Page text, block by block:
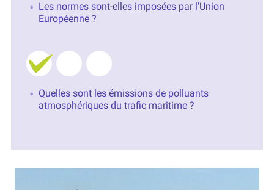
Les normes sont-elles imposées par l'Union
Européenne ?
Quelles sont les émissions de polluants
atmosphériques du trafic maritime ?